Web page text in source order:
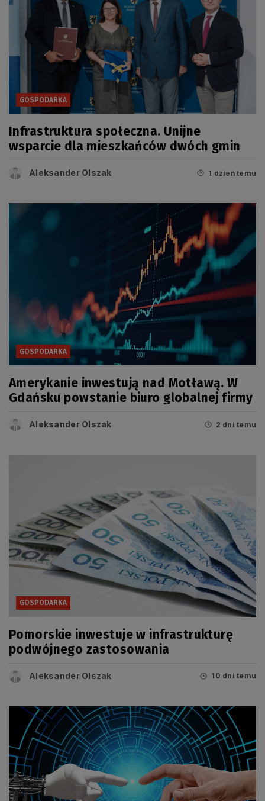
GOSPODARKA
Infrastruktura społeczna. Unijne
wsparcie dla mieszkańców dwóch gmin
Aleksander Olszak 1 dzień temu
GOSPODARKA
Amerykanie inwestują nad Motławą. W
Gdańsku powstanie biuro globalnej firmy
Aleksander Olszak 2 dni temu
GOSPODARKA
Pomorskie inwestuje w infrastrukturę
podwójnego zastosowania
Aleksander Olszak 10 dni temu